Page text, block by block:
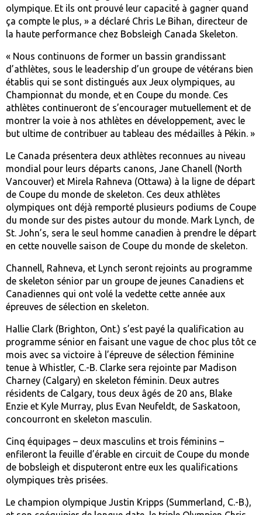
olympique. Et ils ont prouvé leur capacité à gagner quand
ça compte le plus, » a déclaré Chris Le Bihan, directeur de
la haute performance chez Bobsleigh Canada Skeleton.
« Nous continuons de former un bassin grandissant
d’athlètes, sous le leadership d’un groupe de vétérans bien
établis qui se sont distingués aux Jeux olympiques, au
Championnat du monde, et en Coupe du monde. Ces
athlètes continueront de s’encourager mutuellement et de
montrer la voie à nos athlètes en développement, avec le
but ultime de contribuer au tableau des médailles à Pékin. »
Le Canada présentera deux athlètes reconnues au niveau
mondial pour leurs départs canons, Jane Chanell (North
Vancouver) et Mirela Rahneva (Ottawa) à la ligne de départ
de Coupe du monde de skeleton. Ces deux athlètes
olympiques ont déjà remporté plusieurs podiums de Coupe
du monde sur des pistes autour du monde. Mark Lynch, de
St. John’s, sera le seul homme canadien à prendre le départ
en cette nouvelle saison de Coupe du monde de skeleton.
Channell, Rahneva, et Lynch seront rejoints au programme
de skeleton sénior par un groupe de jeunes Canadiens et
Canadiennes qui ont volé la vedette cette année aux
épreuves de sélection en skeleton.
Hallie Clark (Brighton, Ont.) s’est payé la qualification au
programme sénior en faisant une vague de choc plus tôt ce
mois avec sa victoire à l’épreuve de sélection féminine
tenue à Whistler, C.-B. Clarke sera rejointe par Madison
Charney (Calgary) en skeleton féminin. Deux autres
résidents de Calgary, tous deux âgés de 20 ans, Blake
Enzie et Kyle Murray, plus Evan Neufeldt, de Saskatoon,
concourront en skeleton masculin.
Cinq équipages – deux masculins et trois féminins –
enfileront la feuille d’érable en circuit de Coupe du monde
de bobsleigh et disputeront entre eux les qualifications
olympiques très prisées.
Le champion olympique Justin Kripps (Summerland, C.-B.),